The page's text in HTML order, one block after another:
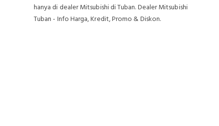
New Xpander baru, cukup di saya Sales terbaik
memberikan harga Mitsubishi New Xpander terbaik, &